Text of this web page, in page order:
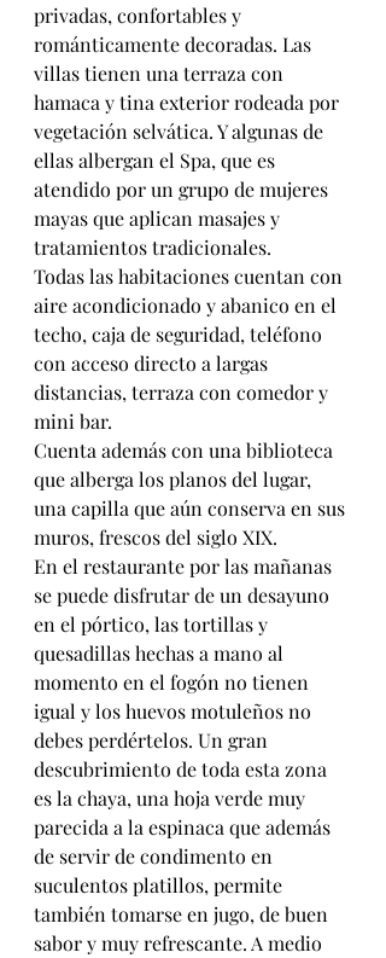
privadas, confortables y
románticamente decoradas. Las
villas tienen una terraza con
hamaca y tina exterior rodeada por
vegetación selvática. Y algunas de
ellas albergan el Spa, que es
atendido por un grupo de mujeres
mayas que aplican masajes y
tratamientos tradicionales.
Todas las habitaciones cuentan con
aire acondicionado y abanico en el
techo, caja de seguridad, teléfono
con acceso directo a largas
distancias, terraza con comedor y
mini bar.
Cuenta además con una biblioteca
que alberga los planos del lugar,
una capilla que aún conserva en sus
muros, frescos del siglo XIX.
En el restaurante por las mañanas
se puede disfrutar de un desayuno
en el pórtico, las tortillas y
quesadillas hechas a mano al
momento en el fogón no tienen
igual y los huevos motuleños no
debes perdértelos. Un gran
descubrimiento de toda esta zona
es la chaya, una hoja verde muy
parecida a la espinaca que además
de servir de condimento en
suculentos platillos, permite
también tomarse en jugo, de buen
sabor y muy refrescante. A medio